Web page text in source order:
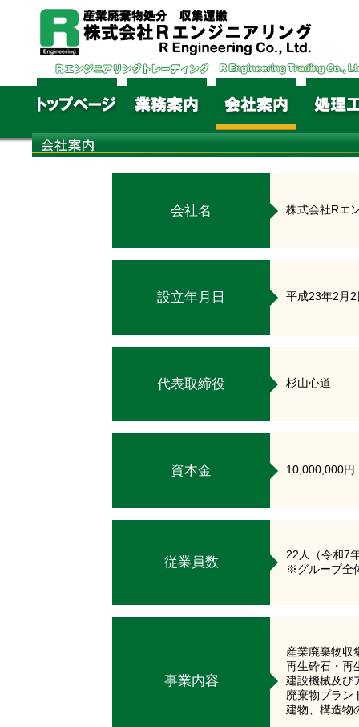
会社名 株式会社Rエ
設立年月日 平成23年2月2
代表取締役 杉山心道
資本金 10,000,000円
従業員数
22人（令和7
※グループ全
事業内容
産業廃棄物収
再生砕石・再
建設機械及び
廃棄物プラ
建物、構造物